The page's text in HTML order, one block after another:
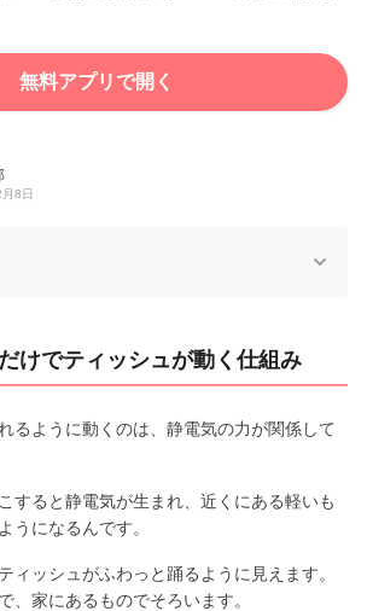
無料アプリで開く
8日
けでティッシュが動く仕組み
るように動くのは、静電気の力が関係して
すると静電気が生まれ、近くにある軽いも
うになるんです。
ィッシュがふわっと踊るように見えます。
、家にあるものでそろいます。